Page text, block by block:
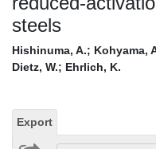
steels
Hishinuma, A.; Kohyama,
Dietz, W.; Ehrlich, K.
Export